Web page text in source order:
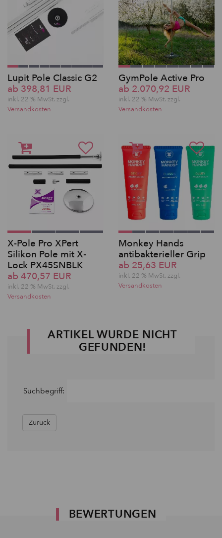
Lupit Pole Classic G2
ab 398,81 EUR
inkl. 22 % MwSt. zzgl.
Versandkosten
GymPole Active Pro
ab 2.070,92 EUR
inkl. 22 % MwSt. zzgl.
Versandkosten
X-Pole Pro XPert
Silikon Pole mit X-
Lock PX45SNBLK
ab 470,57 EUR
inkl. 22 % MwSt. zzgl.
Versandkosten
Monkey Hands
antibakterieller Grip
ab 25,63 EUR
inkl. 22 % MwSt. zzgl.
Versandkosten
ARTIKEL WURDE NICHT
GEFUNDEN!
Suchbegriff:
Zurück
BEWERTUNGEN